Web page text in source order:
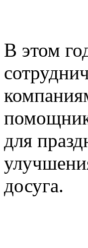
В этом
для
досуга.